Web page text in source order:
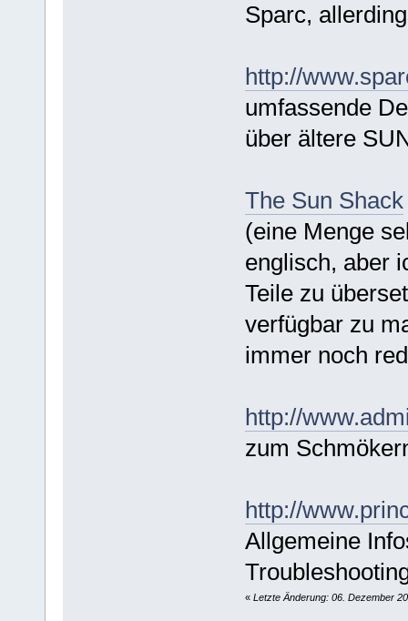
Sparc,
http://
umfassende
über ältere
The Sun Shack
(eine Menge
englisch, aber
Teile zu
verfügbar zu
immer noch
http://
zum
http://
Allgemeine
« Letzte Änderung: 06. Dezember